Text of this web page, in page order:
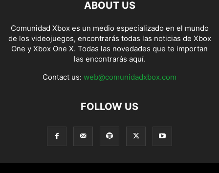
ABOUT US
Comunidad Xbox es un medio especializado en el mundo
de los videojuegos, encontrarás todas las noticias de Xbox
One y Xbox One X. Todas las novedades que te importan
las encontrarás aquí.
Contact us: web@comunidadxbox.com
FOLLOW US